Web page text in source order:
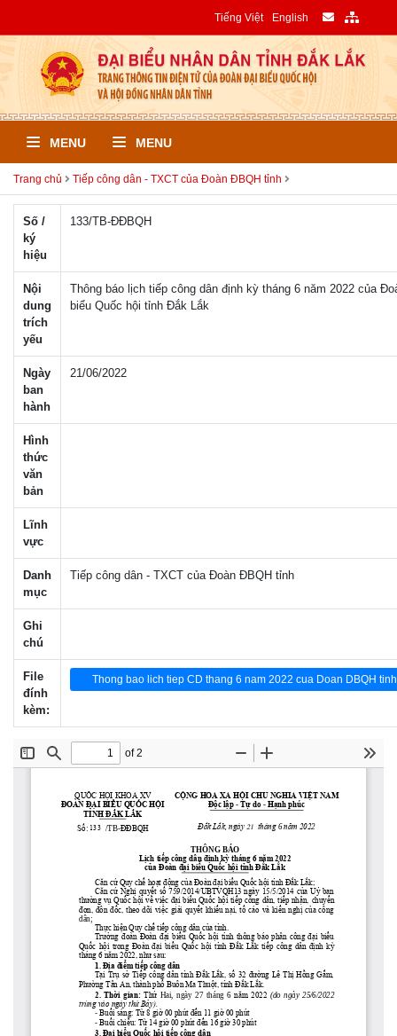
Tiếng Việt English
MENU MENU
Trang chủ Tiếp công dân - TXCT của Đoàn ĐBQH tỉnh
Số /
ký
hiệu
133/TB-ÐÐBQH
Nội
dung
trích
yếu
Thông báo lịch tiếp công dân định kỳ tháng 6 năm 2022 của
biểu Quốc hội tỉnh Đắk Lắk
Ngày
ban
hành
21/06/2022
Hình
thức
văn
bản
Lĩnh
vực
Danh
mục
Tiếp công dân - TXCT của Đoàn ĐBQH tỉnh
Ghi
chú
File
đính
kèm:
Thong bao lich tiep CD thang 6 nam 2022 cua Doan DBQH